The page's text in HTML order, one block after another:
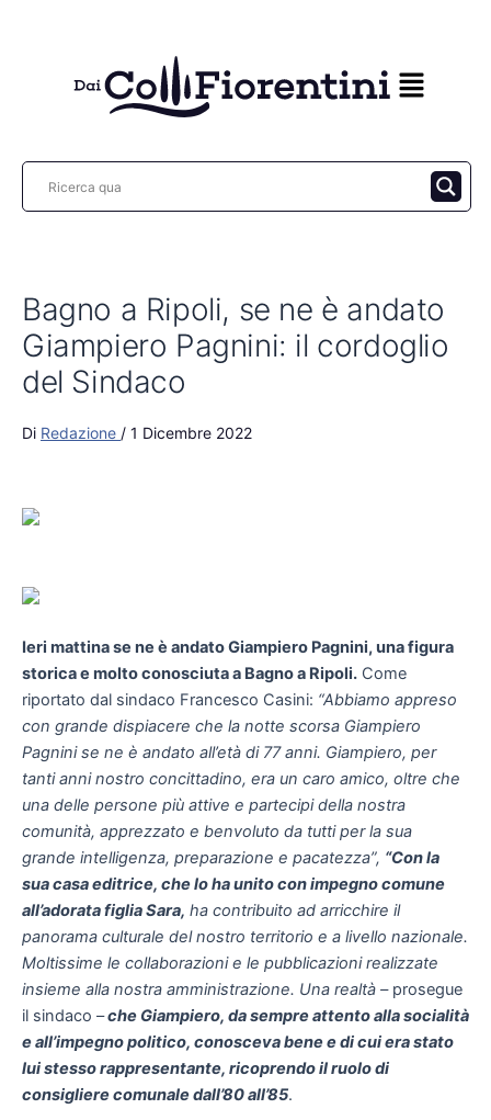
Bagno a Ripoli, se ne è andato
Giampiero Pagnini: il cordoglio
del Sindaco
Di Redazione / 1 Dicembre 2022
Ieri mattina se ne è andato Giampiero Pagnini, una figura
storica e molto conosciuta a Bagno a Ripoli. Come
riportato dal sindaco Francesco Casini: “Abbiamo appreso
con grande dispiacere che la notte scorsa Giampiero
Pagnini se ne è andato all’età di 77 anni. Giampiero, per
tanti anni nostro concittadino, era un caro amico, oltre che
una delle persone più attive e partecipi della nostra
comunità, apprezzato e benvoluto da tutti per la sua
grande intelligenza, preparazione e pacatezza”, “Con la
sua casa editrice, che lo ha unito con impegno comune
all’adorata figlia Sara, ha contribuito ad arricchire il
panorama culturale del nostro territorio e a livello nazionale.
Moltissime le collaborazioni e le pubblicazioni realizzate
insieme alla nostra amministrazione. Una realtà –prosegue
il sindaco –che Giampiero, da sempre attento alla socialità
e all’impegno politico, conosceva bene e di cui era stato
lui stesso rappresentante, ricoprendo il ruolo di
consigliere comunale dall’80 all’85.